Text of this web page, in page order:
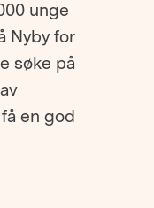
unge
Nyby for
søke på
en god